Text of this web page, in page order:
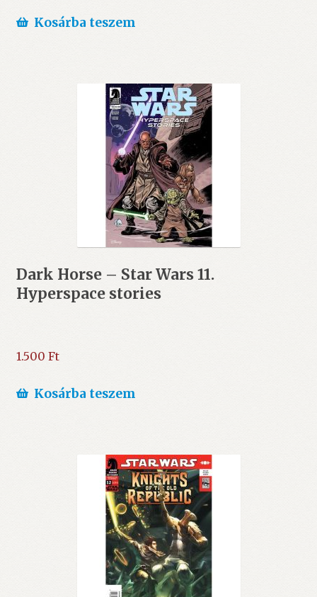
Kosárba teszem
Dark Horse – Star Wars 11.
Hyperspace stories
1.500 Ft
Kosárba teszem